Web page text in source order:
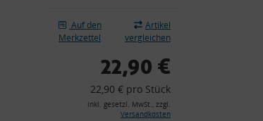
Auf den
Merkzettel
Artikel
vergleichen
22,90 €
22,90 € pro Stück
inkl. gesetzl. MwSt., zzgl.
Versandkosten